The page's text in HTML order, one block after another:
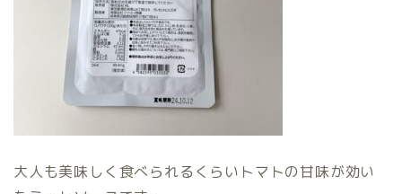
大人も美味しく食べられるくらいトマトの甘味が効い